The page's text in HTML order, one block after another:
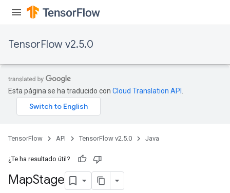
TensorFlow v2.5.0
Esta página se ha traducido con Cloud Translation API
TensorFlow API TensorFlow v2.5.0 Java
¿Te ha resultado útil?
MapStage